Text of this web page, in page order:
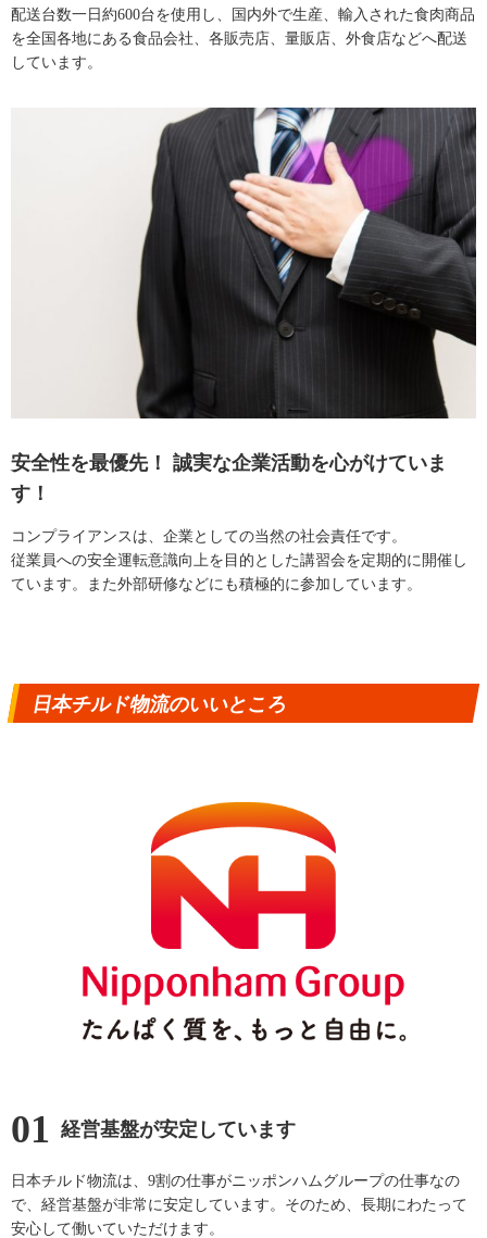
配送台数一日約600台を使用し、国内外で生産、輸入された食肉商品
を全国各地にある食品会社、各販売店、量販店、外食店などへ配送
しています。
安全性を最優先！ 誠実な企業活動を心がけていま
す！
コンプライアンスは、企業としての当然の社会責任です。
従業員への安全運転意識向上を目的とした講習会を定期的に開催し
ています。また外部研修などにも積極的に参加しています。
日本チルド物流のいいところ
01 経営基盤が安定しています
日本チルド物流は、9割の仕事がニッポンハムグループの仕事なの
で、経営基盤が非常に安定しています。そのため、長期にわたって
安心して働いていただけます。